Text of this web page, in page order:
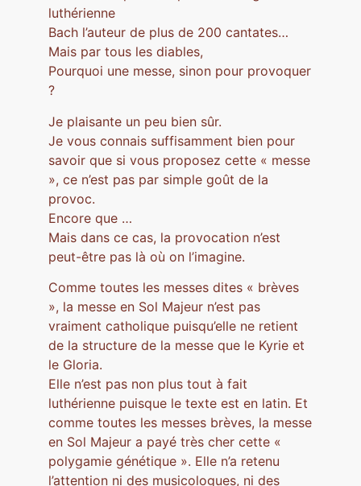
luthérienne
Bach l’auteur de plus de 200 cantates…
Mais par tous les diables,
Pourquoi une messe, sinon pour provoquer
?
Je plaisante un peu bien sûr.
Je vous connais suffisamment bien pour
savoir que si vous proposez cette « messe
», ce n’est pas par simple goût de la
provoc.
Encore que …
Mais dans ce cas, la provocation n’est
peut-être pas là où on l’imagine.
Comme toutes les messes dites « brèves
», la messe en Sol Majeur n’est pas
vraiment catholique puisqu’elle ne retient
de la structure de la messe que le Kyrie et
le Gloria.
Elle n’est pas non plus tout à fait
luthérienne puisque le texte est en latin. Et
comme toutes les messes brèves, la messe
en Sol Majeur a payé très cher cette «
polygamie génétique ». Elle n’a retenu
l’attention ni des musicologues, ni des